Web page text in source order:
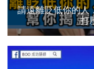
請遠離貶低你的人
打